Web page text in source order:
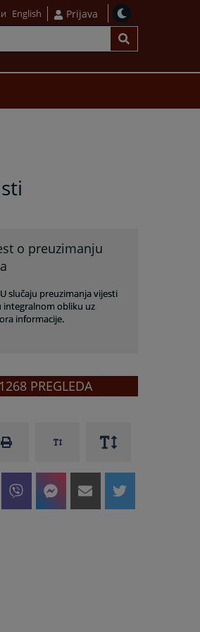
English Prijava
o preuzimanju
U slučaju preuzimanja vijesti
integralnom obliku uz
informacije.
PREGLEDA